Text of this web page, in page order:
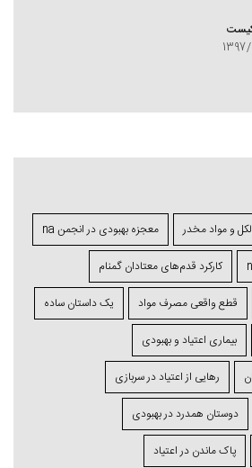
و مواد مخدر معجزه بهبودی در انجمن na
کارکرد قدم‌های معتادان گمنام
قطع واقعی مصرف مواد یک داستان ساده
بیماری اعتیاد و بهبودی
رهایی از اعتیاد در سربازی
دوستان همدرد در بهبودی
پاک ماندن در اعتیاد